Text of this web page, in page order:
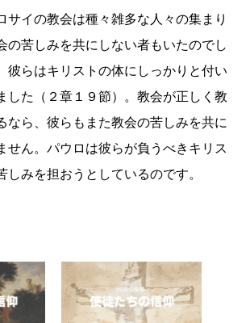
サイの教会は種々雑多な人々の集まり
の苦しみを共にしない者もいたのでし
彼らはキリストの体にしっかりと付い
した（２章１９節）。教会が正しく教
なら、彼らもまた教会の苦しみを共に
せん。パウロは彼らが負うべきキリス
しみを担おうとしているのです。